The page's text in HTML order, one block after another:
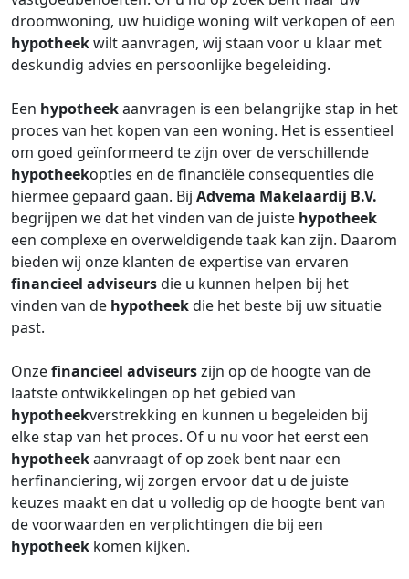
droomwoning, uw huidige woning wilt verkopen of een
hypotheekwilt aanvragen, wij staan voor u klaar met
deskundig advies en persoonlijke begeleiding.
Een hypotheekaanvragen is een belangrijke stap in het
proces van het kopen van een woning. Het is essentieel
om goed geïnformeerd te zijn over de verschillende
hypotheekopties en de financiële consequenties die
hiermee gepaard gaan. Bij Advema Makelaardij B.V.
begrijpen we dat het vinden van de juiste hypotheek
een complexe en overweldigende taak kan zijn. Daarom
bieden wij onze klanten de expertise van ervaren
financieel adviseursdie u kunnen helpen bij het
vinden van de hypotheekdie het beste bij uw situatie
past.
Onzefinancieel adviseurszijn op de hoogte van de
laatste ontwikkelingen op het gebied van
hypotheekverstrekking en kunnen u begeleiden bij
elke stap van het proces. Of u nu voor het eerst een
hypotheekaanvraagt of op zoek bent naar een
herfinanciering, wij zorgen ervoor dat u de juiste
keuzes maakt en dat u volledig op de hoogte bent van
de voorwaarden en verplichtingen die bij een
hypotheek komen kijken.